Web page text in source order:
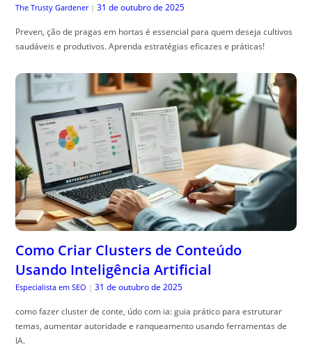
The Trusty Gardener | 31 de outubro de 2025
Preven, ção de pragas em hortas é essencial para quem deseja cultivos
saudáveis e produtivos. Aprenda estratégias eficazes e práticas!
Como Criar Clusters de Conteúdo
Usando Inteligência Artificial
Especialista em SEO | 31 de outubro de 2025
como fazer cluster de conte, údo com ia: guia prático para estruturar
temas, aumentar autoridade e ranqueamento usando ferramentas de
IA.